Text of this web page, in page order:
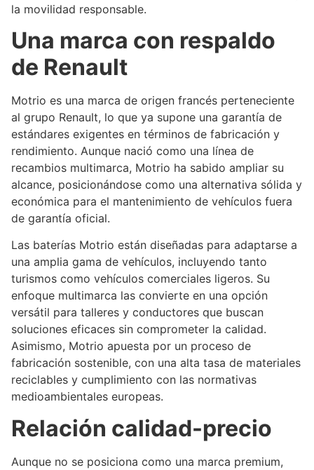
la movilidad responsable.
Una marca con respaldo
de Renault
Motrio es una marca de origen francés perteneciente
al grupo Renault, lo que ya supone una garantía de
estándares exigentes en términos de fabricación y
rendimiento. Aunque nació como una línea de
recambios multimarca, Motrio ha sabido ampliar su
alcance, posicionándose como una alternativa sólida y
económica para el mantenimiento de vehículos fuera
de garantía oficial.
Las baterías Motrio están diseñadas para adaptarse a
una amplia gama de vehículos, incluyendo tanto
turismos como vehículos comerciales ligeros. Su
enfoque multimarca las convierte en una opción
versátil para talleres y conductores que buscan
soluciones eficaces sin comprometer la calidad.
Asimismo, Motrio apuesta por un proceso de
fabricación sostenible, con una alta tasa de materiales
reciclables y cumplimiento con las normativas
medioambientales europeas.
Relación calidad-precio
Aunque no se posiciona como una marca premium,